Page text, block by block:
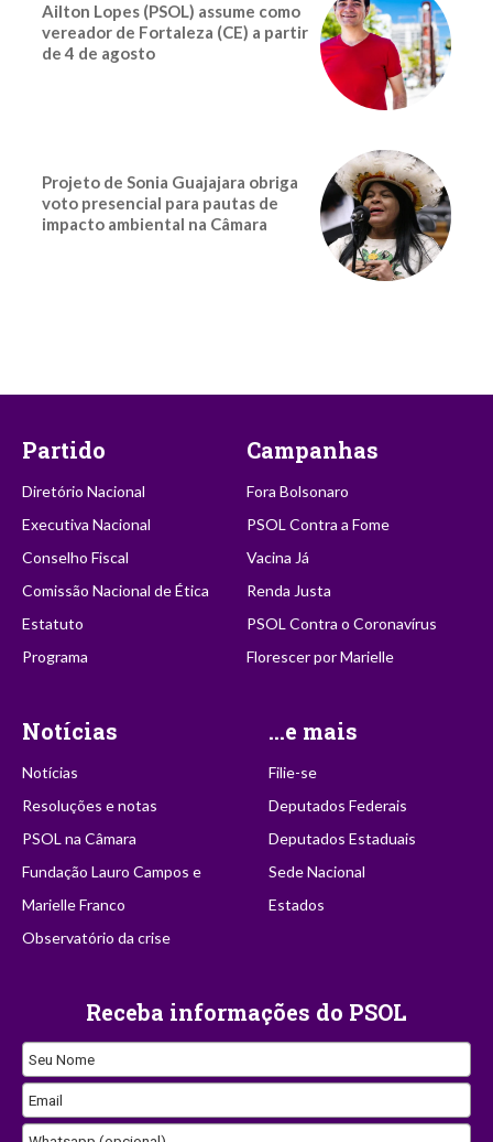
Ailton Lopes (PSOL) assume como
vereador de Fortaleza (CE) a partir
de 4 de agosto
Projeto de Sonia Guajajara obriga
voto presencial para pautas de
impacto ambiental na Câmara
Partido
Diretório Nacional
Executiva Nacional
Conselho Fiscal
Comissão Nacional de Ética
Estatuto
Programa
Campanhas
Fora Bolsonaro
PSOL Contra a Fome
Vacina Já
Renda Justa
PSOL Contra o Coronavírus
Florescer por Marielle
Notícias
Notícias
Resoluções e notas
PSOL na Câmara
Fundação Lauro Campos e
Marielle Franco
Observatório da crise
...e mais
Filie-se
Deputados Federais
Deputados Estaduais
Sede Nacional
Estados
Receba informações do PSOL
Email
Seu Nome
Email